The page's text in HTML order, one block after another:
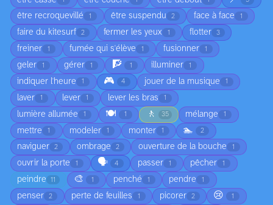
être recroquevillé 1 être suspendu 2 face à face 1
faire du kitesurf 2 fermer les yeux 1 flotter 3
freiner 1 fumée qui s'élève 1 fusionner 1
geler 1 gérer 1 🧗 1 illuminer 1
indiquer l'heure 1 🎮 4 jouer de la musique 1
laver 1 lever 1 lever les bras 1
lumière allumée 1 🍽️ 1 🚶 35 mélange 1
mettre 1 modeler 1 monter 1 🏊 2
naviguer 2 ombrage 2 ouverture de la bouche 1
ouvrir la porte 1 🗣️ 4 passer 1 pêcher 1
peindre 11 🎨 1 penché 1 pendre 1
penser 2 perte de feuilles 1 picorer 2 😢 1